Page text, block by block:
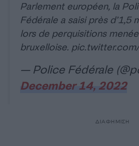
Parlement européen, la
Fédérale a saisi près d’1,5
lors de perquisitions
bruxelloise.
— Police Fédérale
December 14, 2022
ΔΙΑΦΗΜΙΣΗ